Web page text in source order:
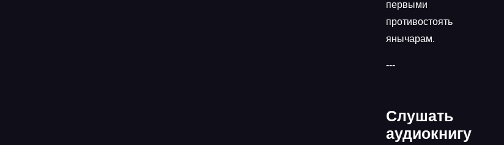
первыми
противостоять
янычарам.
---
Слушать
аудиокнигу